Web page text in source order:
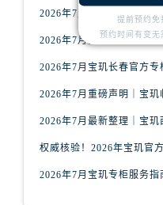
提前预约免
预约时间有变无